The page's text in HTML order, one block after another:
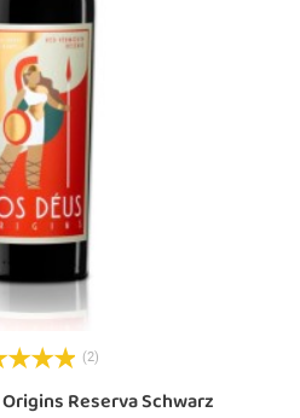
(2)
Reserva Schwarz